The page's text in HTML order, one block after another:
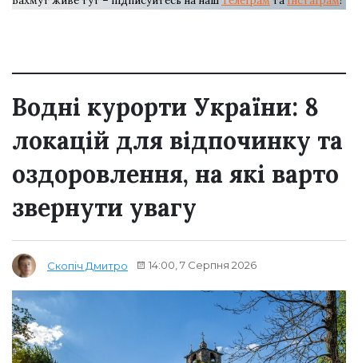
Водні курорти України: 8
локацій для відпочинку та
оздоровлення, на які варто
звернути увагу
Скопіч Дмитро 14:00, 7 Серпня 2026